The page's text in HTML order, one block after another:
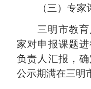
（三）专家
三明市教
家对申报课题
负责人汇报，
公示期满在三明